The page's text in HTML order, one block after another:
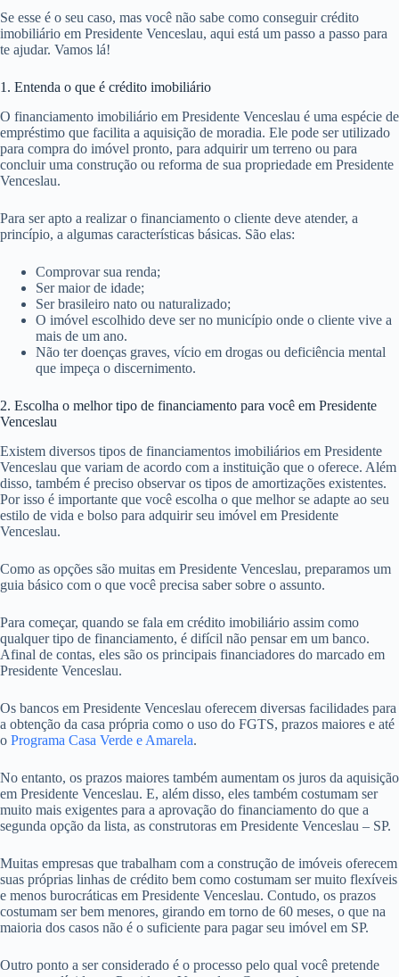
Se esse é o seu caso, mas você não sabe como conseguir crédito
imobiliário em Presidente Venceslau, aqui está um passo a passo para
te ajudar. Vamos lá!
1. Entenda o que é crédito imobiliário
O financiamento imobiliário em Presidente Venceslau é uma espécie de
empréstimo que facilita a aquisição de moradia. Ele pode ser utilizado
para compra do imóvel pronto, para adquirir um terreno ou para
concluir uma construção ou reforma de sua propriedade em Presidente
Venceslau.
Para ser apto a realizar o financiamento o cliente deve atender, a
princípio, a algumas características básicas. São elas:
Comprovar sua renda;
Ser maior de idade;
Ser brasileiro nato ou naturalizado;
O imóvel escolhido deve ser no município onde o cliente vive a
mais de um ano.
Não ter doenças graves, vício em drogas ou deficiência mental
que impeça o discernimento.
2. Escolha o melhor tipo de financiamento para você em Presidente
Venceslau
Existem diversos tipos de financiamentos imobiliários em Presidente
Venceslau que variam de acordo com a instituição que o oferece. Além
disso, também é preciso observar os tipos de amortizações existentes.
Por isso é importante que você escolha o que melhor se adapte ao seu
estilo de vida e bolso para adquirir seu imóvel em Presidente
Venceslau.
Como as opções são muitas em Presidente Venceslau, preparamos um
guia básico com o que você precisa saber sobre o assunto.
Para começar, quando se fala em crédito imobiliário assim como
qualquer tipo de financiamento, é difícil não pensar em um banco.
Afinal de contas, eles são os principais financiadores do marcado em
Presidente Venceslau.
Os bancos em Presidente Venceslau oferecem diversas facilidades para
a obtenção da casa própria como o uso do FGTS, prazos maiores e até
o Programa Casa Verde e Amarela.
No entanto, os prazos maiores também aumentam os juros da aquisição
em Presidente Venceslau. E, além disso, eles também costumam ser
muito mais exigentes para a aprovação do financiamento do que a
segunda opção da lista, as construtoras em Presidente Venceslau – SP.
Muitas empresas que trabalham com a construção de imóveis oferecem
suas próprias linhas de crédito bem como costumam ser muito flexíveis
e menos burocráticas em Presidente Venceslau. Contudo, os prazos
costumam ser bem menores, girando em torno de 60 meses, o que na
maioria dos casos não é o suficiente para pagar seu imóvel em SP.
Outro ponto a ser considerado é o processo pelo qual você pretende